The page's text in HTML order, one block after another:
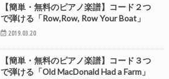
【簡単・無料のピアノ楽譜】コード２つ
で弾ける「Row,Row, Row Your Boat」
2019.03.20
【簡単・無料のピアノ楽譜】コード３つ
で弾ける「Old MacDonald Had a Farm」